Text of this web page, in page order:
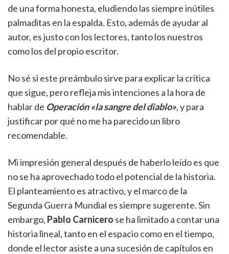
de una forma honesta, eludiendo las siempre inútiles
palmaditas en la espalda. Esto, además de ayudar al
autor, es justo con los lectores, tanto los nuestros
como los del propio escritor.
No sé si este preámbulo sirve para explicar la crítica
que sigue, pero refleja mis intenciones a la hora de
hablar de Operación «la sangre del diablo», y para
justificar por qué no me ha parecido un libro
recomendable.
Mi impresión general después de haberlo leído es que
no se ha aprovechado todo el potencial de la historia.
El planteamiento es atractivo, y el marco de la
Segunda Guerra Mundial es siempre sugerente. Sin
embargo, Pablo Carnicero se ha limitado a contar una
historia lineal, tanto en el espacio como en el tiempo,
donde el lector asiste a una sucesión de capítulos en